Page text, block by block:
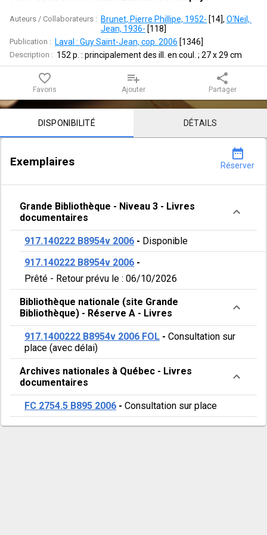
et
pays
Auteurs / Collaborateurs : Brunet, Pierre Phillipe, 1952- [14], O'Neil,
Jean, 1936- [118]
Publication : Laval : Guy Saint-Jean, cop. 2006 [1346]
Description : 152 p. : principalement des ill. en coul. ; 27 x 29 cm
favorite_border
Favoris
playlist_add
Ajouter
share
Partager
Contenu de la notice
DISPONIBILITÉ DÉTAILS
Exemplaires
date_range
Réserver
Grande Bibliothèque - Niveau 3 - Livres
documentaires
917.140222 B8954v 2006 - Disponible
917.140222 B8954v 2006 -
Prêté - Retour prévu le : 06/10/2026
Bibliothèque nationale (site Grande
Bibliothèque) - Réserve A - Livres
917.1400222 B8954v 2006 FOL - Consultation sur
place (avec délai)
Archives nationales à Québec - Livres
documentaires
FC 2754.5 B895 2006 - Consultation sur place